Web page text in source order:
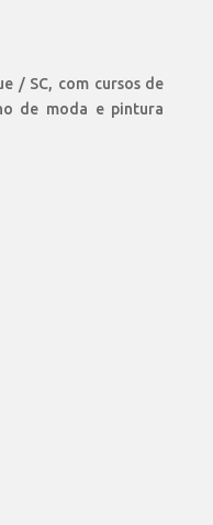
/ SC, com cursos de
de moda e pintura